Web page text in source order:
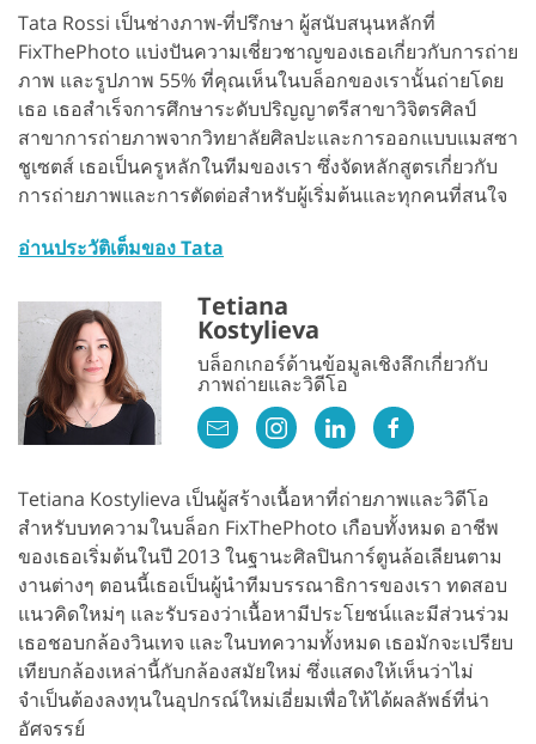
Tata Rossi เป็นช่างภาพ-ที่ปรึกษา ผู้สนับสนุนหลักที่
FixThePhoto แบ่งปันความเชี่ยวชาญของเธอเกี่ยวกับการถ่าย
ภาพ และรูปภาพ 55% ที่คุณเห็นในบล็อกของเรานั้นถ่ายโดย
เธอ เธอสำเร็จการศึกษาระดับปริญญาตรีสาขาวิจิตรศิลป์
สาขาการถ่ายภาพจากวิทยาลัยศิลปะและการออกแบบแมสซา
ชูเซตส์ เธอเป็นครูหลักในทีมของเรา ซึ่งจัดหลักสูตรเกี่ยวกับ
การถ่ายภาพและการตัดต่อสำหรับผู้เริ่มต้นและทุกคนที่สนใจ
อ่านประวัติเต็มของ Tata
Tetiana
Kostylieva
บล็อกเกอร์ด้านข้อมูลเชิงลึกเกี่ยวกับ
ภาพถ่ายและวิดีโอ
Tetiana Kostylieva เป็นผู้สร้างเนื้อหาที่ถ่ายภาพและวิดีโอ
สำหรับบทความในบล็อก FixThePhoto เกือบทั้งหมด อาชีพ
ของเธอเริ่มต้นในปี 2013 ในฐานะศิลปินการ์ตูนล้อเลียนตาม
งานต่างๆ ตอนนี้เธอเป็นผู้นำทีมบรรณาธิการของเรา ทดสอบ
แนวคิดใหม่ๆ และรับรองว่าเนื้อหามีประโยชน์และมีส่วนร่วม
เธอชอบกล้องวินเทจ และในบทความทั้งหมด เธอมักจะเปรียบ
เทียบกล้องเหล่านี้กับกล้องสมัยใหม่ ซึ่งแสดงให้เห็นว่าไม่
จำเป็นต้องลงทุนในอุปกรณ์ใหม่เอี่ยมเพื่อให้ได้ผลลัพธ์ที่น่า
อัศจรรย์